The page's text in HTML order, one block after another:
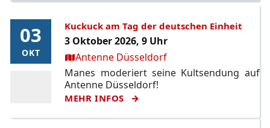
03
OKT
03
OKT
Kuckuck am Tag der deutschen Einheit
3 Oktober 2026, 9 Uhr
Ort:Antenne Düsseldorf
Manes moderiert seine Kultsendung auf
Antenne Düsseldorf!
MEHR INFOS